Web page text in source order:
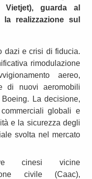
guarda al
realizzazione sul
dazi e crisi di fiducia.
rimodulazione
aereo,
di nuovi aeromobili
La decisione,
globali e
e la sicurezza degli
svolta nel mercato
cinesi vicine
civile (Caac),